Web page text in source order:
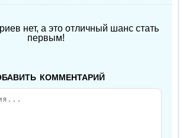
нет, а это отличный шанс стать
первым!
комментарий